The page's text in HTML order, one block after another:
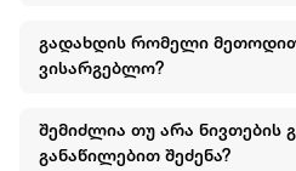
გადახდის რომელი
ვისარგებლო?
შემიძლია თუ არა ნივთების
განაწილებით შეძენა?